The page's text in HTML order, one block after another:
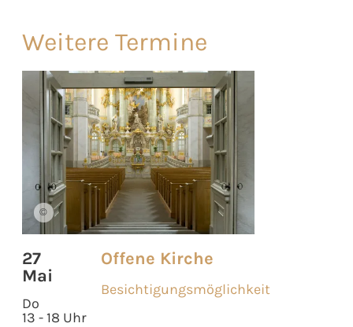
Weitere Termine
©
27
Mai
Do
13 - 18 Uhr
Offene Kirche
Besichtigungsmöglichkeit